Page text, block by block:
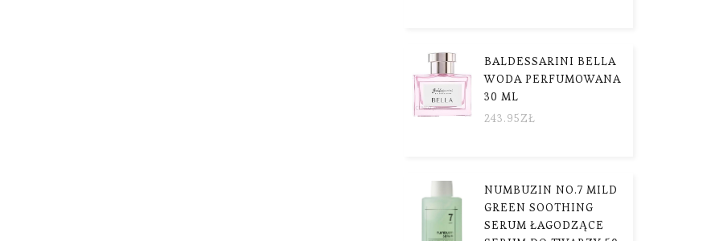
BALDESSARINI BELLA
WODA PERFUMOWANA
30 ML
243.95ZŁ
NUMBUZIN NO.7 MILD
GREEN SOOTHING
SERUM ŁAGODZĄCE